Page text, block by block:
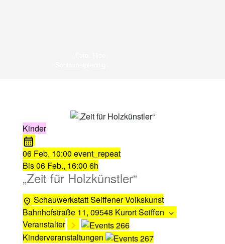
Kinder
06 Feb. 10:00 event_repeat
Bis06 Feb., 16:00 6h
„Zeit für Holzkünstler“
Schauwerkstatt Seiffener Volkskunst
Bahnhofstraße 11, 09548 Kurort Seiffen
Veranstalter
Kinderveranstaltungen